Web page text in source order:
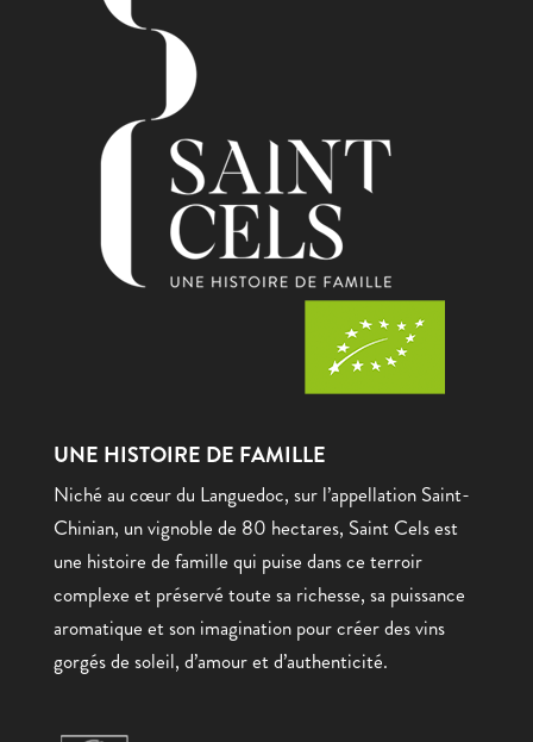
UNE HISTOIRE DE FAMILLE
Niché au cœur du Languedoc, sur l’appellation Saint-
Chinian, un vignoble de 80 hectares, Saint Cels est
une histoire de famille qui puise dans ce terroir
complexe et préservé toute sa richesse, sa puissance
aromatique et son imagination pour créer des vins
gorgés de soleil, d’amour et d’authenticité.